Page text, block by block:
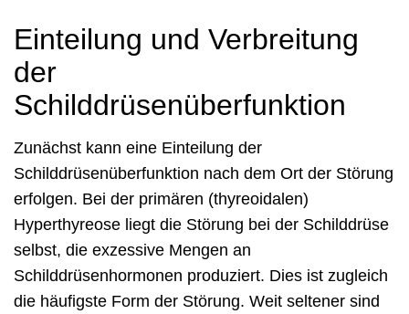
Einteilung und Verbreitung
der
Schilddrüsenüberfunktion
Zunächst kann eine Einteilung der
Schilddrüsenüberfunktion nach dem Ort der Störung
erfolgen. Bei der primären (thyreoidalen)
Hyperthyreose liegt die Störung bei der Schilddrüse
selbst, die exzessive Mengen an
Schilddrüsenhormonen produziert. Dies ist zugleich
die häufigste Form der Störung. Weit seltener sind